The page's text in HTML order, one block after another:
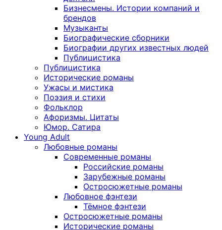
Бизнесмены. Истории компаний и
брендов
Музыканты
Биографические сборники
Биографии других известных людей
Публицистика
Публицистика
Исторические романы
Ужасы и мистика
Поэзия и стихи
Фольклор
Афоризмы. Цитаты
Юмор. Сатира
Young Adult
Любовные романы
Современные романы
Российские романы
Зарубежные романы
Остросюжетные романы
Любовное фэнтези
Тёмное фэнтези
Остросюжетные романы
Исторические романы